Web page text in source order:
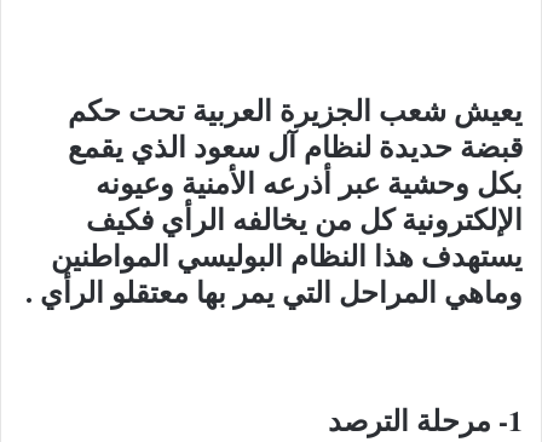
يعيش شعب الجزيرة العربية تحت حكم
قبضة حديدة لنظام آل سعود الذي يقمع
بكل وحشية عبر أذرعه الأمنية وعيونه
الإلكترونية كل من يخالفه الرأي فكيف
يستهدف هذا النظام البوليسي المواطنين
وماهي المراحل التي يمر بها معتقلو الرأي .
1- مرحلة الترصد